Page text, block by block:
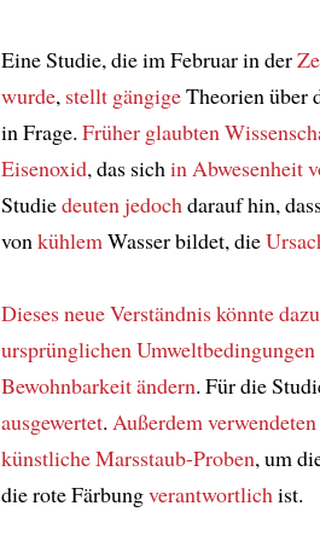
Eine Studie, die im Februar in der
wurde, stellt gängigeTheorien über
in Frage. Früher glaubten
Eisenoxid, das sichin Abwesenheit
Studiedeutenjedochdarauf hin,
vonkühlemWasser bildet, die
Dieses neue Verständniskönnte
ursprünglichen Umweltbedingungen
Bewohnbarkeitändern. Für die
ausgewertet. Außerdemverwendeten
künstliche Marsstaub-Proben, um
die rote Färbungverantwortlichist.